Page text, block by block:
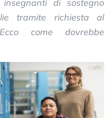
di sostegno
tramite richiesta al
come dovrebbe